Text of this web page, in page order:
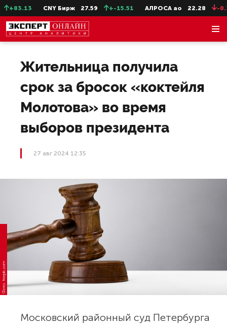
+83.13 CNY Бирж 27.59 +-15.51 АЛРОСА ао 22.28 -0.31
Жительница получила
срок за бросок «коктейля
Молотова» во время
выборов президента
27 авг 2024 12:35
Фото: freepik.com
Московский районный суд Петербурга